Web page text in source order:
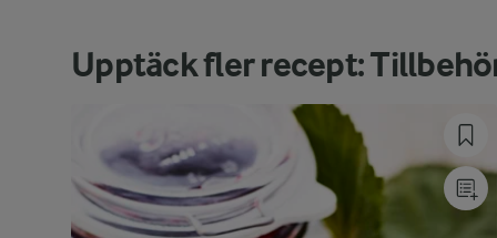
Upptäck fler recept: